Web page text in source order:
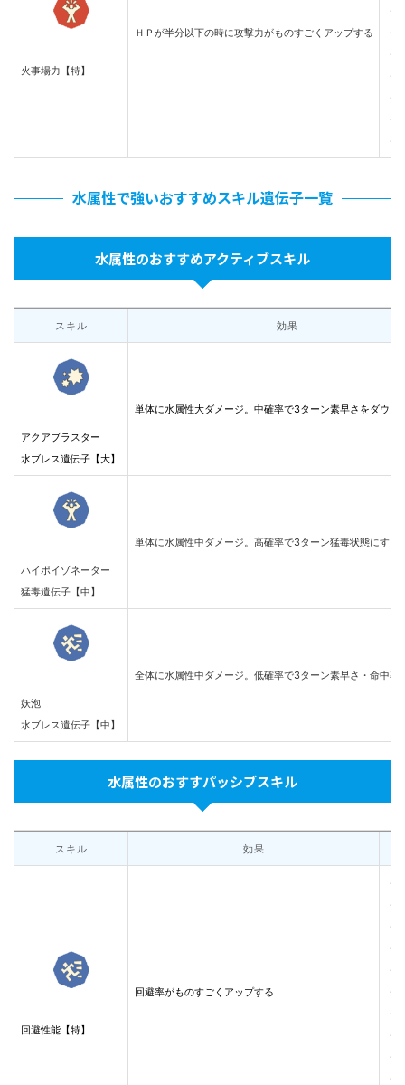
火事場力【特】
ＨＰが半分以下の時に攻撃力がものすごくアップする
・
・
・
・
・
・
・
水属性で強いおすすめスキル遺伝子一覧
水属性のおすすめアクティブスキル
スキル 効果
アクアブラスター
水ブレス遺伝子【大】
単体に水属性大ダメージ。中確率で3ターン素早さをダウン
ハイポイゾネーター
猛毒遺伝子【中】
単体に水属性中ダメージ。高確率で3ターン猛毒状態にする
妖泡
水ブレス遺伝子【中】
全体に水属性中ダメージ。低確率で3ターン素早さ・命中率
水属性のおすすパッシブスキル
スキル 効果
回避性能【特】
回避率がものすごくアップする
・
・
・
・
・
・
・
・
・
・